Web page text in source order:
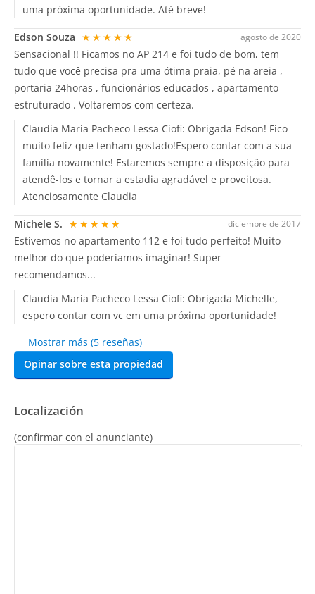
uma próxima oportunidade. Até breve!
agosto de 2020
Edson Souza ★★★★★
Sensacional !! Ficamos no AP 214 e foi tudo de bom, tem
tudo que você precisa pra uma ótima praia, pé na areia ,
portaria 24horas , funcionários educados , apartamento
estruturado . Voltaremos com certeza.
Claudia Maria Pacheco Lessa Ciofi: Obrigada Edson! Fico
muito feliz que tenham gostado!Espero contar com a sua
família novamente! Estaremos sempre a disposição para
atendê-los e tornar a estadia agradável e proveitosa.
Atenciosamente Claudia
diciembre de 2017
Michele S. ★★★★★
Estivemos no apartamento 112 e foi tudo perfeito! Muito
melhor do que poderíamos imaginar! Super
recomendamos...
Claudia Maria Pacheco Lessa Ciofi: Obrigada Michelle,
espero contar com vc em uma próxima oportunidade!
Mostrar más (5 reseñas)
Opinar sobre esta propiedad
Localización
(confirmar con el anunciante)